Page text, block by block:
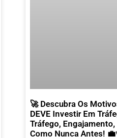
🚀 Descubra Os
DEVE Investir Em
Tráfego,
Como Nunca Antes!